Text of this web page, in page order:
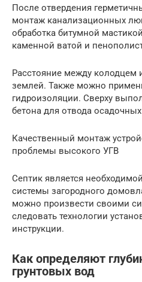
После отвердения
монтаж канализационных
обработка битумной
каменной ватой и
Расстояние между колодцем
землей. Также можно
гидроизоляции. Сверху
бетона для отвода
Качественный монтаж
проблемы высокого УГВ
Септик является
системы загородного
можно произвести своими
следовать технологии
инструкции.
Как определяют
грунтовых вод